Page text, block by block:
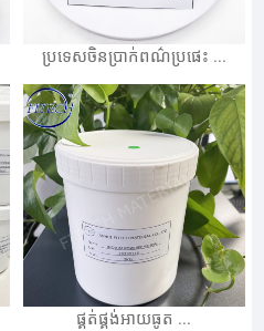
ប្រទេសចិនប្រាក់ពណ៌ប្រផេះ ...
ផ្គត់ផ្គង់អាយធូត ...